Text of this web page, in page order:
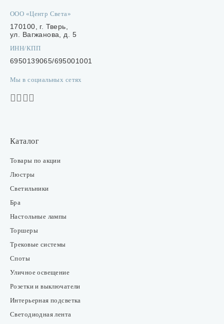
ООО «Центр Света»
170100, г. Тверь,
ул. Вагжанова, д. 5
ИНН/КПП
6950139065/695001001
Мы в социальных сетях
Каталог
Товары по акции
Люстры
Светильники
Бра
Настольные лампы
Торшеры
Трековые системы
Споты
Уличное освещение
Розетки и выключатели
Интерьерная подсветка
Светодиодная лента